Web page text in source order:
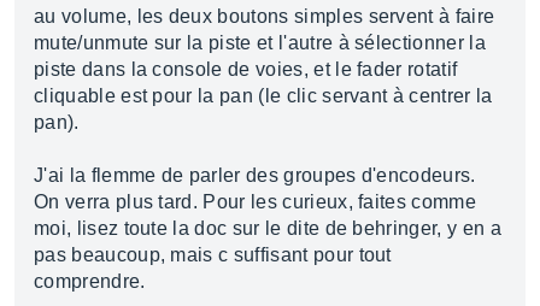
au volume, les deux boutons simples servent à faire
mute/unmute sur la piste et l'autre à sélectionner la
piste dans la console de voies, et le fader rotatif
cliquable est pour la pan (le clic servant à centrer la
pan).
J'ai la flemme de parler des groupes d'encodeurs.
On verra plus tard. Pour les curieux, faites comme
moi, lisez toute la doc sur le dite de behringer, y en a
pas beaucoup, mais c suffisant pour tout
comprendre.